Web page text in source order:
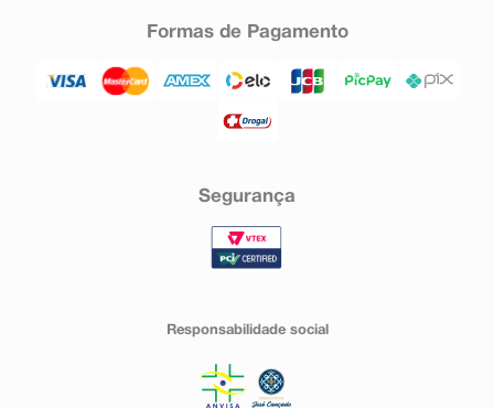
Formas de Pagamento
Segurança
Responsabilidade social